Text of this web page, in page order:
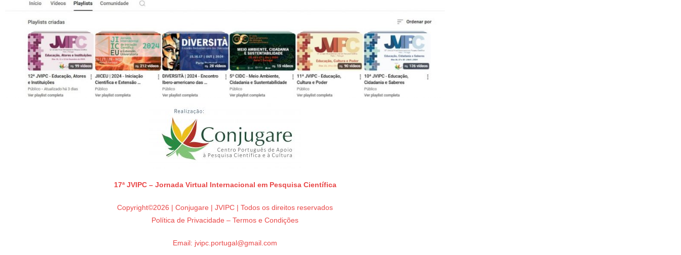
17ª JVIPC – Jornada Virtual Internacional em Pesquisa Científica
Copyright©2026 | Conjugare | JVIPC | Todos os direitos reservados
Política de Privacidade – Termos e Condições
Email: jvipc.portugal@gmail.com